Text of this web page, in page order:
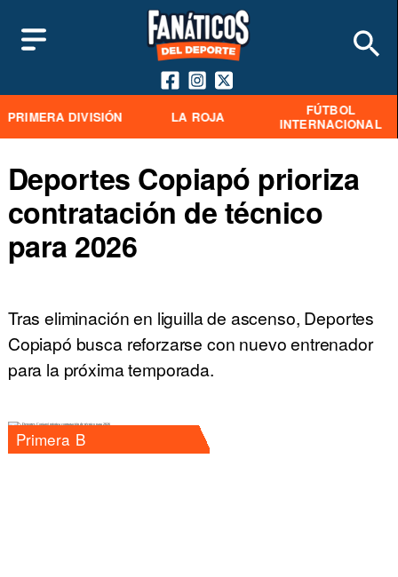
PRIMERA DIVISIÓN LA ROJA
FÚTBOL
INTERNACIONAL
Deportes Copiapó prioriza
contratación de técnico
para 2026
Tras eliminación en liguilla de ascenso, Deportes
Copiapó busca reforzarse con nuevo entrenador
para la próxima temporada.
Primera B